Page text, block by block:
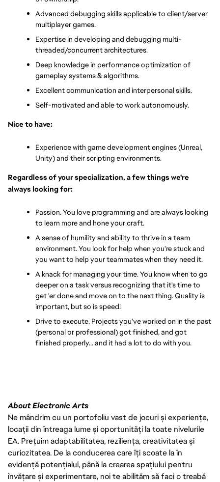
Advanced debugging skills applicable to client/server
multiplayer games.
Expertise in developing and debugging multi-
threaded/concurrent architectures.
Deep knowledge in performance optimization of
gameplay systems & algorithms.
Excellent communication and interpersonal skills.
Self-motivated and able to work autonomously.
Nice to have:
Experience with game development engines (Unreal,
Unity) and their scripting environments.
Regardless of your specialization, a few things we're
always looking for:
Passion. You love programming and are always looking
to learn more and hone your craft.
A sense of humility and ability to thrive in a team
environment. You look for help when you're stuck and
you want to help your teammates when they need it.
A knack for managing your time. You know when to go
deeper on a task versus recognizing that it's time to
get 'er done and move on to the next thing. Quality is
important, but so is speed!
Drive to execute. Projects you've worked on in the past
(personal or professional) got finished, and got
finished properly... and it had a lot to do with you.
About Electronic Arts
Ne mândrim cu un portofoliu vast de jocuri și experiențe,
locații din întreaga lume și oportunități la toate nivelurile
EA. Prețuim adaptabilitatea, reziliența, creativitatea și
curiozitatea. De la conducerea care îți scoate la în
evidență potențialul, până la crearea spațiului pentru
învățare și experimentare, noi te abilităm să faci o treabă